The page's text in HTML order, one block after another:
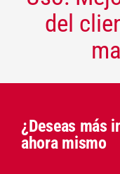
del
¿Deseas más
ahora mismo